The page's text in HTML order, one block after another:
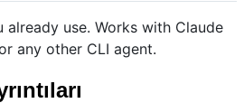
use. Works with Claude
any other CLI agent.